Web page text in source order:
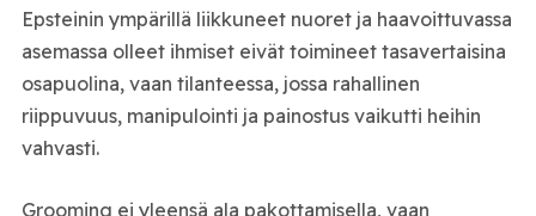
Epsteinin ympärillä liikkuneet nuoret ja haavoittuvassa
asemassa olleet ihmiset eivät toimineet tasavertaisina
osapuolina, vaan tilanteessa, jossa rahallinen
riippuvuus, manipulointi ja painostus vaikutti heihin
vahvasti.
Grooming ei yleensä ala pakottamisella, vaan